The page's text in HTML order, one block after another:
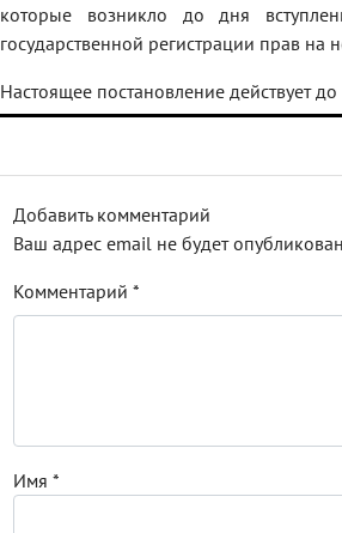
которые возникло до дня
государственной регистрации прав
Настоящее постановление действует
Добавить комментарий
Ваш адрес email не будет
Комментарий *
Имя *